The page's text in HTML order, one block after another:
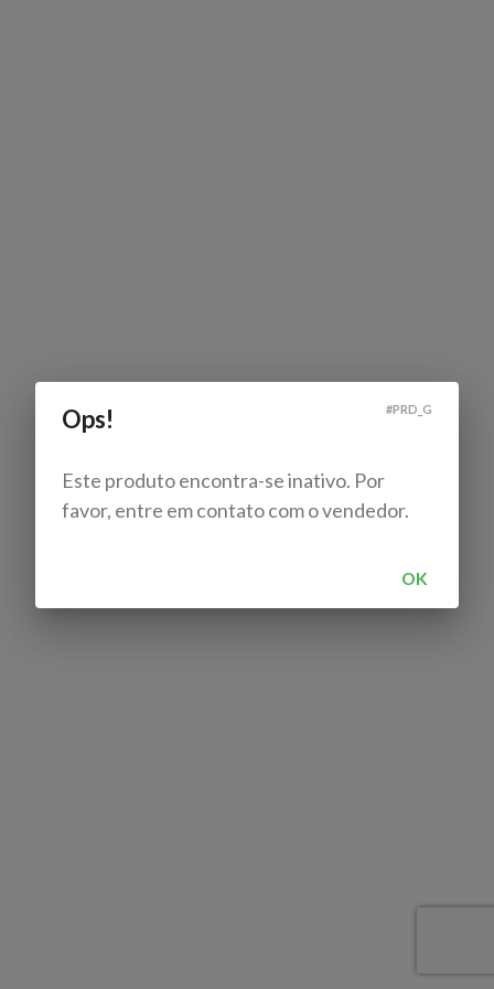
Ops! #PRD_G
Este produto encontra-se inativo. Por
favor, entre em contato com o vendedor.
OK